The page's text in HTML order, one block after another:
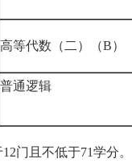
高等代数（二）（B）
普通逻辑
且不低于71学分。